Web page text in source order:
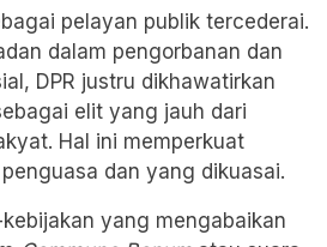
pelayan publik tercederai.
dalam pengorbanan dan
DPR justru dikhawatirkan
elit yang jauh dari
Hal ini memperkuat
dan yang dikuasai.
yang mengabaikan